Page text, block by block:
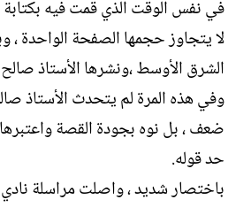
في نفس الوقت الذي قمت فيه
لا يتجاوز حجمها الصفحة الواحدة ،
الشرق الأوسط ،ونشرها الأستاذ
وفي هذه المرة لم يتحدث الأستاذ
ضعف ، بل نوه بجودة القصة
حد قوله.
باختصار شديد ، واصلت مراسلة